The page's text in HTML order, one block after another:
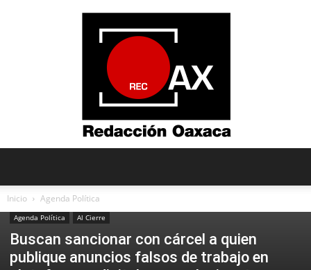
Oaxaca
Inicio Agenda Política
Agenda Política Al Cierre
Buscan sancionar con cárcel a quien
publique anuncios falsos de trabajo en